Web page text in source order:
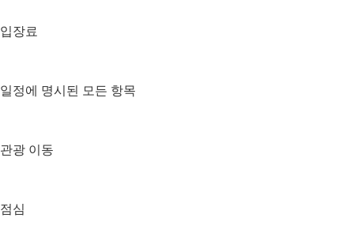
입장료
일정에 명시된 모든 항목
관광 이동
점심